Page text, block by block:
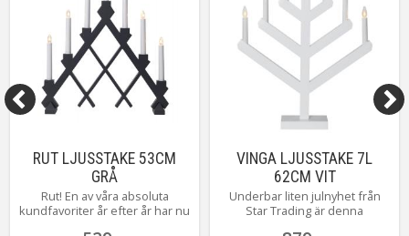
Spänning Ljuskälla
Tillverkare
Star Trading AB
RUT LJUSSTAKE 53CM
GRÅ
Rut! En av våra absoluta
kundfavoriter år efter år har nu
VINGA LJUSSTAKE 7L
62CM VIT
Underbar liten julnyhet från
Star Trading är denna